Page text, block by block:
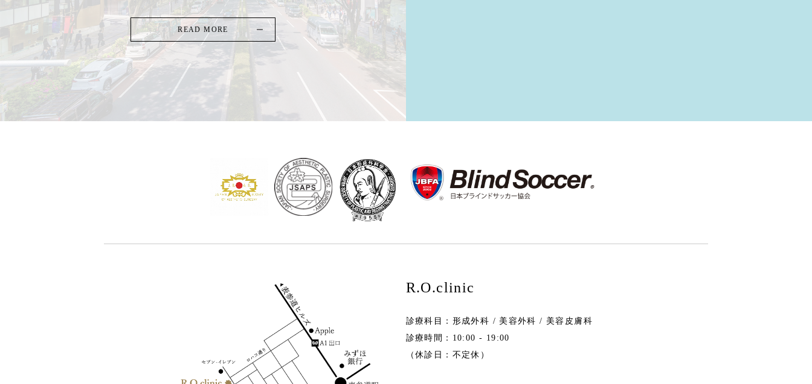
READ MORE
R.O.clinic
診療科目：形成外科 / 美容外科 / 美容皮膚科
診療時間：10:00 - 19:00
（休診日：不定休）